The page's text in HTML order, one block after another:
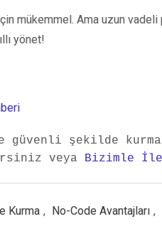
mükemmel. Ama uzun
yönet!
güvenli şekilde
veya Bizimle
Kurma , No-Code Avantajları ,